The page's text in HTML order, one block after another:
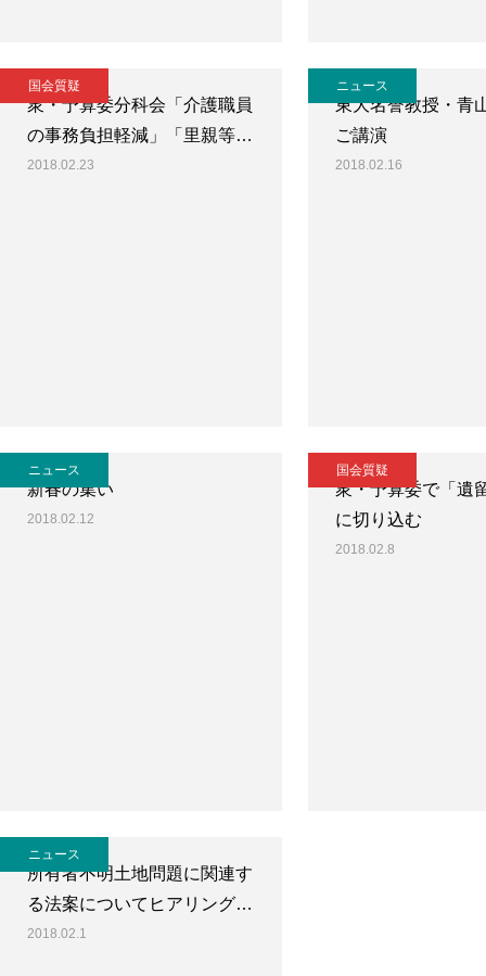
国会質疑
衆・予算委分科会「介護職員
の事務負担軽減」「里親等…
2018.02.23
ニュース
東大名誉教授・青
ご講演
2018.02.16
ニュース
新春の集い
2018.02.12
国会質疑
衆・予算委で「遺
に切り込む
2018.02.8
ニュース
所有者不明土地問題に関連す
る法案についてヒアリング…
2018.02.1